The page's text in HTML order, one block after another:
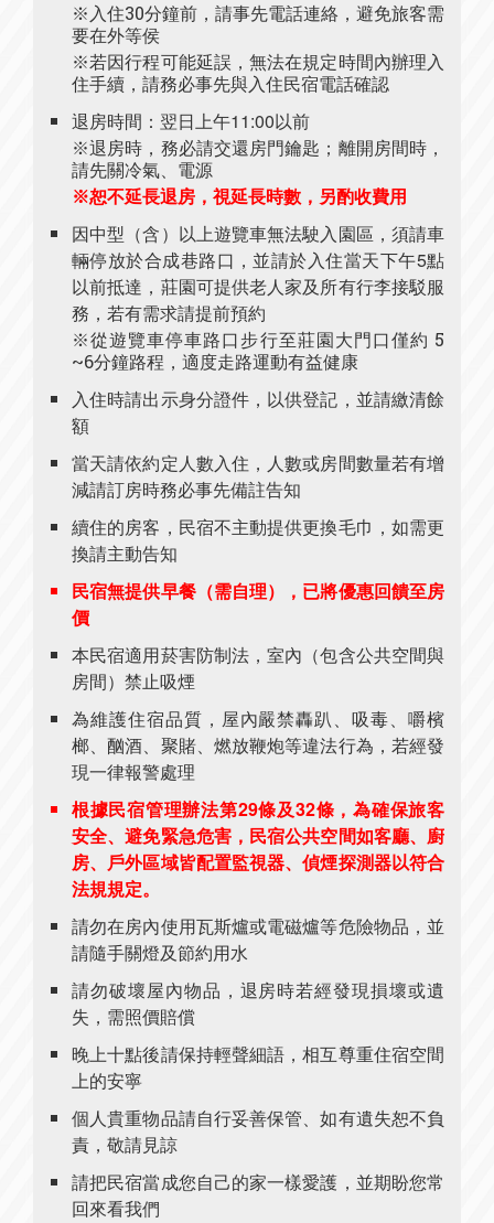
※入住30分鐘前，請事先電話連絡，避免旅客需
要在外等侯
※若因行程可能延誤，無法在規定時間內辦理入
住手續，請務必事先與入住民宿電話確認
退房時間：翌日上午11:00以前
※退房時，務必請交還房門鑰匙；離開房間時，
請先關冷氣、電源
※恕不延長退房，視延長時數，另酌收費用
因中型（含）以上遊覽車無法駛入園區，須請車
輛停放於合成巷路口，並請於入住當天下午5點
以前抵達，莊園可提供老人家及所有行李接駁服
務，若有需求請提前預約
※從遊覽車停車路口步行至莊園大門口僅約 5
~6分鐘路程，適度走路運動有益健康
入住時請出示身分證件，以供登記，並請繳清餘
額
當天請依約定人數入住，人數或房間數量若有增
減請訂房時務必事先備註告知
續住的房客，民宿不主動提供更換毛巾，如需更
換請主動告知
民宿無提供早餐（需自理），已將優惠回饋至房
價
本民宿適用菸害防制法，室內（包含公共空間與
房間）禁止吸煙
為維護住宿品質，屋內嚴禁轟趴、吸毒、嚼檳
榔、酗酒、聚賭、燃放鞭炮等違法行為，若經發
現一律報警處理
根據民宿管理辦法第29條及32條，為確保旅客
安全、避免緊急危害，民宿公共空間如客廳、廚
房、戶外區域皆配置監視器、偵煙探測器以符合
法規規定。
請勿在房內使用瓦斯爐或電磁爐等危險物品，並
請隨手關燈及節約用水
請勿破壞屋內物品，退房時若經發現損壞或遺
失，需照價賠償
晚上十點後請保持輕聲細語，相互尊重住宿空間
上的安寧
個人貴重物品請自行妥善保管、如有遺失恕不負
責，敬請見諒
請把民宿當成您自己的家一樣愛護，並期盼您常
回來看我們